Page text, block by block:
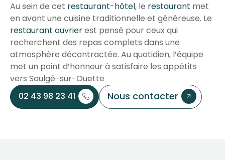
Au sein de cet restaurant-hôtel, le restaurant met
en avant une cuisine traditionnelle et généreuse. Le
restaurant ouvrierest pensé pour ceux qui
recherchent des repas complets dans une
atmosphère décontractée. Au quotidien, l’équipe
met un point d’honneur à satisfaire les appétits
vers Soulgé-sur-Ouette
02 43 98 23 41
Nous contacter